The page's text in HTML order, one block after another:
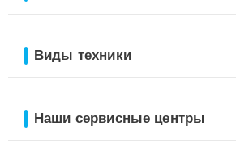
Виды техники
Наши сервисные центры